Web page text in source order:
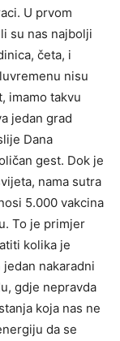
U prvom
su nas najbolji
četa, i
nisu
imamo takvu
jedan grad
Dana
gest. Dok je
nama sutra
5.000 vakcina
To je primjer
kolika je
nakaradni
gdje nepravda
koja nas ne
da se